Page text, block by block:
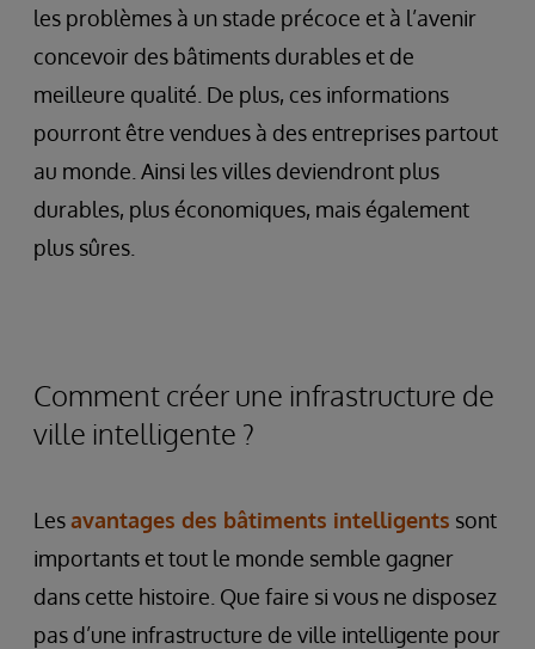
les problèmes à un stade précoce et à l’avenir
concevoir des bâtiments durables et de
meilleure qualité. De plus, ces informations
pourront être vendues à des entreprises partout
au monde. Ainsi les villes deviendront plus
durables, plus économiques, mais également
plus sûres.
Comment créer une infrastructure de
ville intelligente ?
Lesavantages des bâtiments intelligents sont
importants et tout le monde semble gagner
dans cette histoire. Que faire si vous ne disposez
pas d’une infrastructure de ville intelligente pour